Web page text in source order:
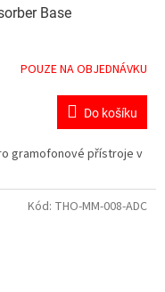
Base
POUZE NA OBJEDNÁVKU
Do košíku
gramofonové přístroje v
Kód: THO-MM-008-ADC